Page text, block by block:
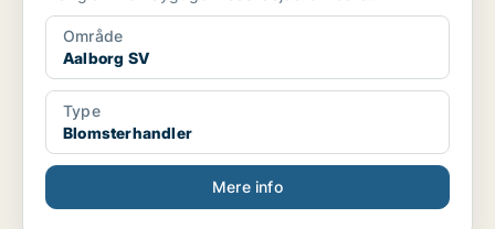
Område
Aalborg SV
Type
Blomsterhandler
Mere info